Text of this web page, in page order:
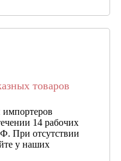
товаров
импортеров
14 рабочих
При отсутствии
у наших